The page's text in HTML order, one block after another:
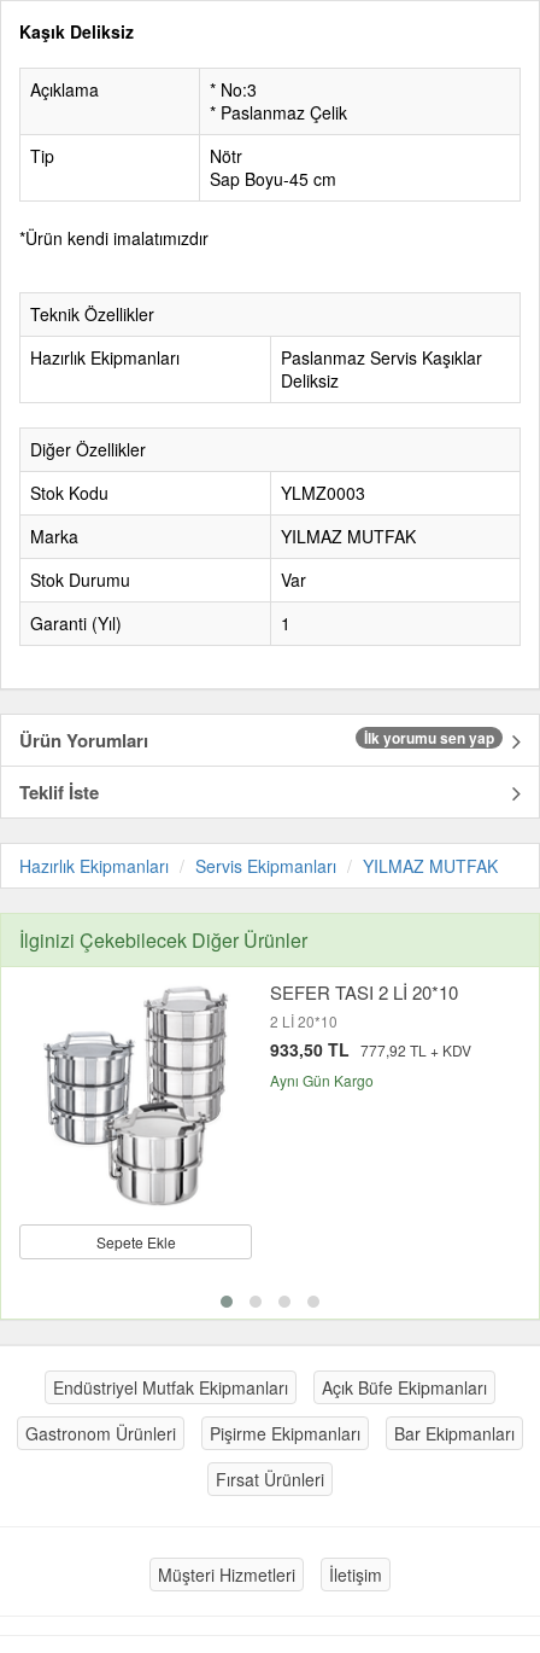
Kaşık Deliksiz
Açıklama
* No:3
* Paslanmaz Çelik
Tip
Nötr
Sap Boyu-45 cm
*Ürün kendi imalatımızdır
Teknik Özellikler
Hazırlık Ekipmanları
Paslanmaz Servis Kaşıklar
Deliksiz
Diğer Özellikler
Stok Kodu
YLMZ0003
Marka
YILMAZ MUTFAK
Stok Durumu
Var
Garanti (Yıl)
1
Ürün Yorumları İlk yorumu sen yap
Teklif İste
Hazırlık Ekipmanları Servis Ekipmanları YILMAZ MUTFAK
İlginizi Çekebilecek Diğer Ürünler
Sepete Ekle
SEFER TASI 2 Lİ 20*10
2 Lİ 20*10
933,50 TL 777,92 TL + KDV
Aynı Gün Kargo
Endüstriyel Mutfak Ekipmanları
Açık Büfe Ekipmanları
Gastronom Ürünleri
Pişirme Ekipmanları
Bar Ekipmanları
Fırsat Ürünleri
Müşteri Hizmetleri İletişim